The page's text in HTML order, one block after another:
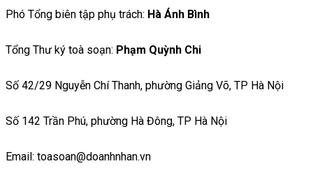
Phó Tổng biên tập phụ trách: Hà Ánh Bình
Tổng Thư ký toà soạn: Phạm Quỳnh Chi
Số 42/29 Nguyễn Chí Thanh, phường Giảng Võ, TP Hà Nội
Số 142 Trần Phú, phường Hà Đông, TP Hà Nội
Email: toasoan@doanhnhan.vn